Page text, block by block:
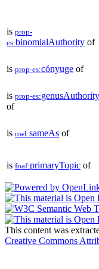
is prop-
es:binomialAuthority of
is prop-es:cónyuge of
is prop-es:genusAuthority
of
is owl:sameAs of
is foaf:primaryTopic of
This content was
Creative Commons